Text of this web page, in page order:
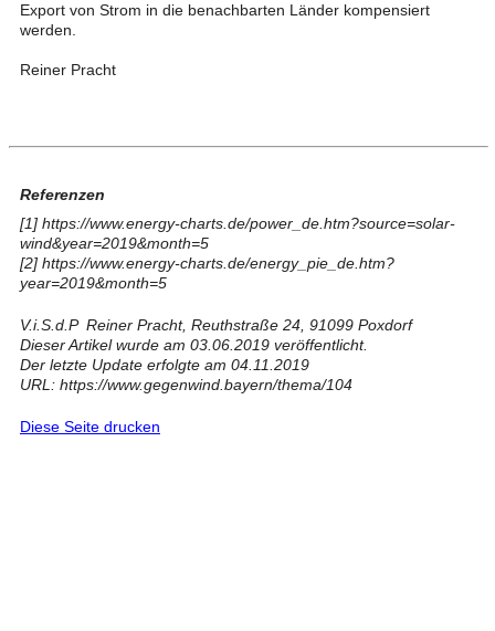
Export von Strom in die benachbarten Länder kompensiert
werden.
Reiner Pracht
Referenzen
[1] https://www.energy-charts.de/power_de.htm?source=solar-
wind&year=2019&month=5
[2] https://www.energy-charts.de/energy_pie_de.htm?
year=2019&month=5
V.i.S.d.P Reiner Pracht, Reuthstraße 24, 91099 Poxdorf
Dieser Artikel wurde am 03.06.2019 veröffentlicht.
Der letzte Update erfolgte am 04.11.2019
URL: https://www.gegenwind.bayern/thema/104
Diese Seite drucken